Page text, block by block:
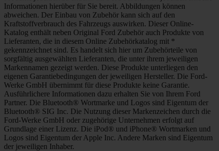
Informationen hierüber für Sie bereit. Abbildungen können
abweichen. Der Einbau von Zubehör kann sich auf den
Kraftstoffverbrauch des Fahrzeugs auswirken. Dieser Online-
Katalog enthält neben Original Ford Zubehör auch Produkte von
Lieferanten, die in diesem Online Zubehörkatalog mit *
gekennzeichnet sind. Es handelt sich hier um Zubehörteile von
sorgfältig ausgewählten Lieferanten, die unter ihrem jeweiligen
Markennamen gezeigt werden. Diese Produkte unterliegen den
eigenen Garantiebedingungen der jeweiligen Hersteller. Die Ford-
Werke GmbH übernimmt für diese Produkte keine Garantie.
Ausführlichere Informationen dazu erhalten Sie von Ihrem Ford
Partner. Die Bluetooth® Wortmarke und Logos sind Eigentum der
Bluetooth® SIG Inc. Die Nutzung dieser Markenzeichen durch die
Ford-Werke GmbH oder zugehörige Unternehmen erfolgt auf
Grundlage einer Lizenz. Die iPod® und iPhone® Wortmarken und
Logos sind Eigentum der Apple Inc. Andere Marken sind Eigentum
der jeweiligen Inhaber.